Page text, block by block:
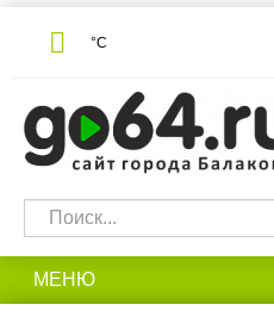
°С
МЕНЮ